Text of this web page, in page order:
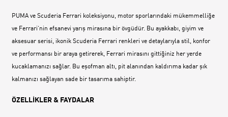
PUMA ve Scuderia Ferrari koleksiyonu, motor sporlarındaki mükemmelliğe
ve Ferrari‘nin efsanevi yarış mirasına bir övgüdür. Bu ayakkabı, giyim ve
aksesuar serisi, ikonik Scuderia Ferrari renkleri ve detaylarıyla stil, konfor
ve performansı bir araya getirerek, Ferrari mirasını gittiğiniz her yerde
kucaklamanızı sağlar. Bu eşofman altı, pit alanından kaldırıma kadar şık
kalmanızı sağlayan sade bir tasarıma sahiptir.
ÖZELLİKLER & FAYDALAR